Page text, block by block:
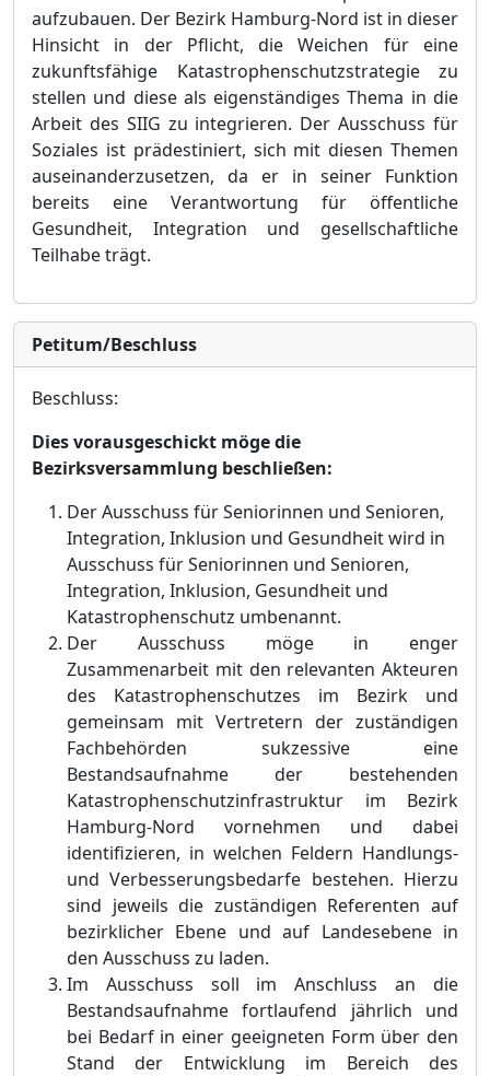
aufzubauen. Der Bezirk Hamburg-Nord ist in dieser
Hinsicht in der Pflicht, die Weichen für eine
zukunftsfähige Katastrophenschutzstrategie zu
stellen und diese als eigenständigesThema in die
Arbeit des SIIG zu integrieren. Der Ausschuss für
Soziales ist prädestiniert, sich mit diesen Themen
auseinanderzusetzen, da er in seiner Funktion
bereits eine Verantwortung für öffentliche
Gesundheit, Integration und gesellschaftliche
Teilhabeträgt.
Petitum/Beschluss
Beschluss:
Dies vorausgeschickt möge die
Bezirksversammlung beschließen:
Der Ausschuss für Seniorinnen und Senioren,
Integration, Inklusion und Gesundheit wird in
Ausschuss für Seniorinnen und Senioren,
Integration, Inklusion, Gesundheit und
Katastrophenschutz umbenannt.
Der Ausschuss möge in enger
Zusammenarbeit mit den relevanten Akteuren
des Katastrophenschutzes im Bezirk und
gemeinsam mit Vertretern der zuständigen
Fachbehörden sukzessive eine
Bestandsaufnahme der bestehenden
Katastrophenschutzinfrastruktur im Bezirk
Hamburg-Nord vornehmen und dabei
identifizieren, in welchen Feldern Handlungs-
und Verbesserungsbedarfe bestehen. Hierzu
sind jeweils die zuständigen Referenten auf
bezirklicher Ebene und auf Landesebene in
den Ausschuss zu laden.
Im Ausschuss soll im Anschluss an die
Bestandsaufnahme fortlaufend jährlich und
bei Bedarf in einer geeigneten Form über den
Stand der Entwicklung im Bereich des